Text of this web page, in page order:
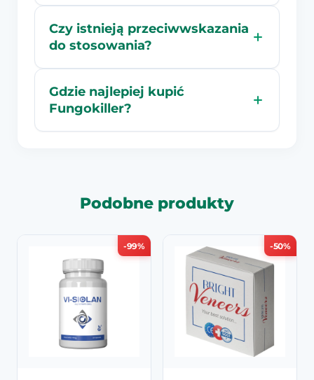
Czy istnieją przeciwwskazania
do stosowania?
Gdzie najlepiej kupić
Fungokiller?
Podobne produkty
-99% -50%